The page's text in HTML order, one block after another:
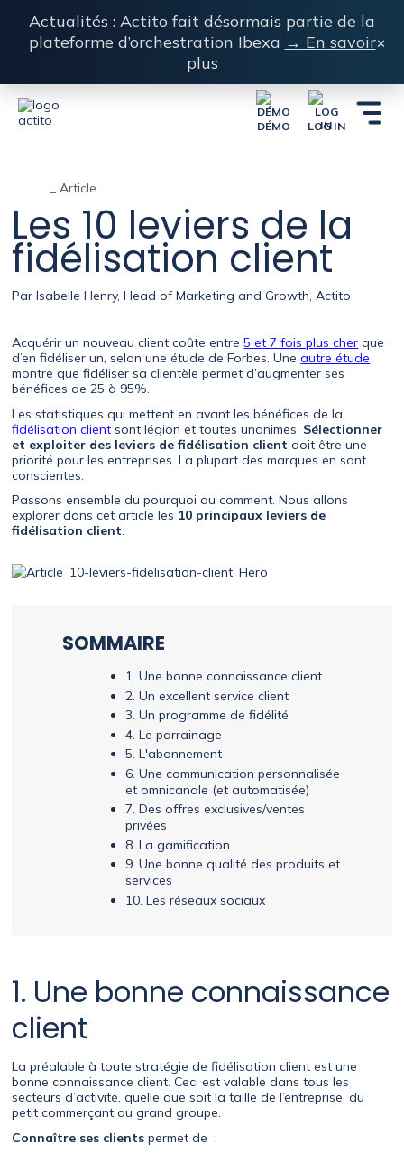
Actualités : Actito fait désormais partie de la
plateforme d’orchestration Ibexa → En savoir
plus
×
DÉMO LOG IN
_ Article
Les 10 leviers de la
fidélisation client
Par Isabelle Henry, Head of Marketing and Growth, Actito
Acquérir un nouveau client coûte entre5 et 7 fois plus cher que
d’en fidéliser un, selon une étude de Forbes. Uneautre étude
montre que fidéliser sa clientèle permet d’augmenter ses
bénéfices de 25 à 95%.
Les statistiques qui mettent en avant les bénéfices de la
fidélisation client sont légion et toutes unanimes. Sélectionner
et exploiter des leviers de fidélisation clientdoit être une
priorité pour les entreprises. La plupart des marques en sont
conscientes.
Passons ensemble du pourquoi au comment. Nous allons
explorer dans cet article les 10 principaux leviers de
fidélisation client.
SOMMAIRE
1. Une bonne connaissance client
2. Un excellent service client
3. Un programme de fidélité
4. Le parrainage
5. L'abonnement
6. Une communication personnalisée
et omnicanale (et automatisée)
7. Des offres exclusives/ventes
privées
8. La gamification
9. Une bonne qualité des produits et
services
10. Les réseaux sociaux
1. Une bonne connaissance
client
La préalable à toute stratégie de fidélisation client est une
bonne connaissance client. Ceci est valable dans tous les
secteurs d’activité, quelle que soit la taille de l’entreprise, du
petit commerçant au grand groupe.
Connaître ses clients permet de :